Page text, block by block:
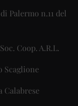
Palermo n.11 del
Coop. A.R.L.
Scaglione
Calabrese